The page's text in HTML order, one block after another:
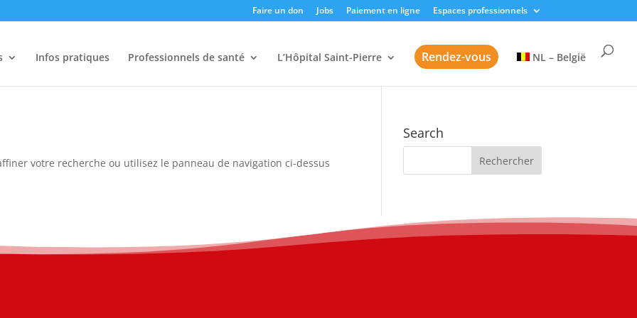
Faire un don Jobs Paiement en ligne Espaces professionnels
Infos pratiques Professionnels de santé L’Hôpital Saint-Pierre Rendez-vous NL – België
votre recherche ou utilisez le panneau de navigation ci-dessus
Search